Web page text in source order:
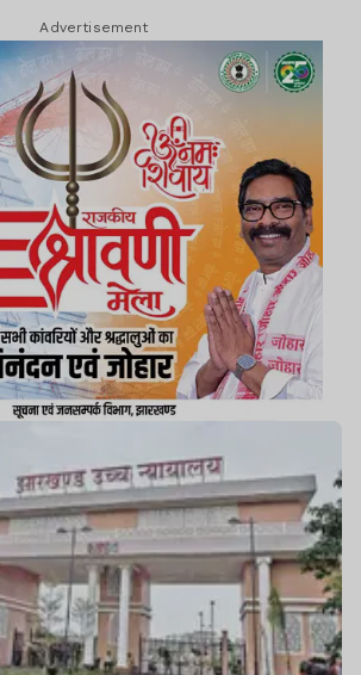
Advertisement